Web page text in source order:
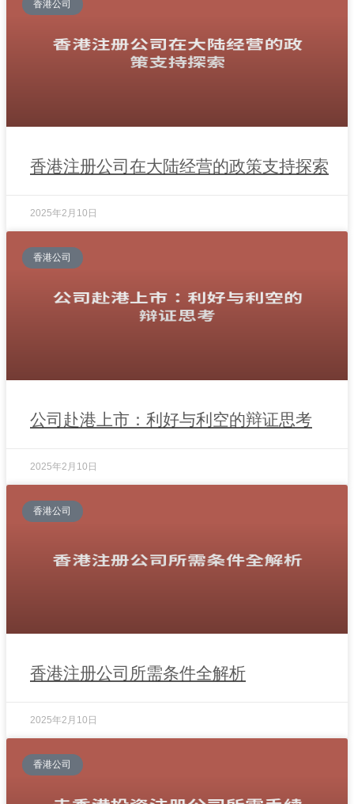
香港公司
香港注册公司在大陆经营的政策支持探索
2025年2月10日
香港公司
公司赴港上市：利好与利空的辩证思考
2025年2月10日
香港公司
香港注册公司所需条件全解析
2025年2月10日
香港公司